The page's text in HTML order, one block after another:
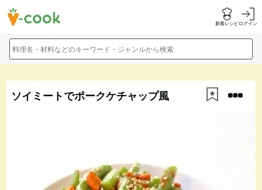
新着レシピログイン
料理名・材料などのキーワード・ジャンルから検索
ソイミートでポークケチャップ風